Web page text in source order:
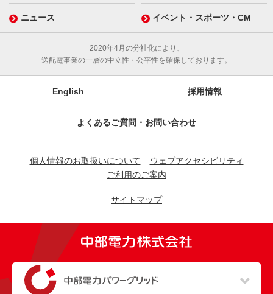
ニュース イベント・スポーツ・CM
2020年4月の分社化により、
送配電事業の一層の中立性・公平性を確保しております。
English 採用情報
よくあるご質問・お問い合わせ
個人情報のお取扱いについて
ウェブアクセシビリティ
ご利用のご案内
サイトマップ
（新しいウィンドウを開きます）